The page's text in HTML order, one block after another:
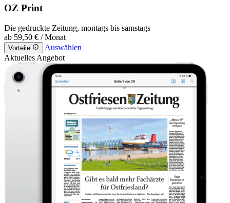
OZ Print
Die gedruckte Zeitung, montags bis samstags
ab 59,50 € / Monat
Vorteile
Auswählen
Aktuelles Angebot